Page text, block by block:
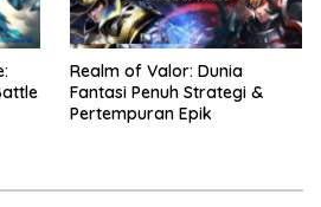
Realm of Valor: Dunia
Fantasi Penuh Strategi &
Pertempuran Epik